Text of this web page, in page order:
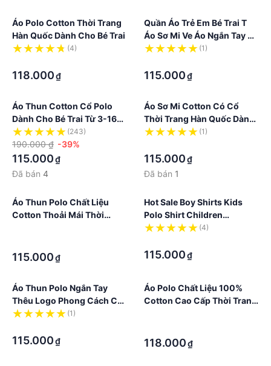
Áo Polo Cotton Thời Trang
Hàn Quốc Dành Cho Bé Trai
(4)
118.000₫
Quần Áo Trẻ Em Bé Trai T
Áo Sơ Mi Ve Áo Ngắn Tay Bé
Trai Cotton Áo Sơ Mi Polo
Mùa Hè
(1)
115.000₫
Áo Thun Cotton Cổ Polo
Dành Cho Bé Trai Từ 3-16
Tuổi
(243)
190.000 ₫ -39%
115.000₫
Đã bán 4
Áo Sơ Mi Cotton Có Cổ
Thời Trang Hàn Quốc Dành
Cho Bé Trai
(1)
115.000₫
Đã bán 1
Áo Thun Polo Chất Liệu
Cotton Thoải Mái Thời
115.000₫
Hot Sale Boy Shirts Kids
Polo Shirt Children
Clothing Boys Tops Cotton
Comfortable Fashion
(4)
115.000₫
Áo Thun Polo Ngắn Tay
Thêu Logo Phong Cách Cổ
Điển Thời Trang Cho Bé Trai
(1)
115.000₫
Áo Polo Chất Liệu 100%
Cotton Cao Cấp Thời Trang
118.000₫